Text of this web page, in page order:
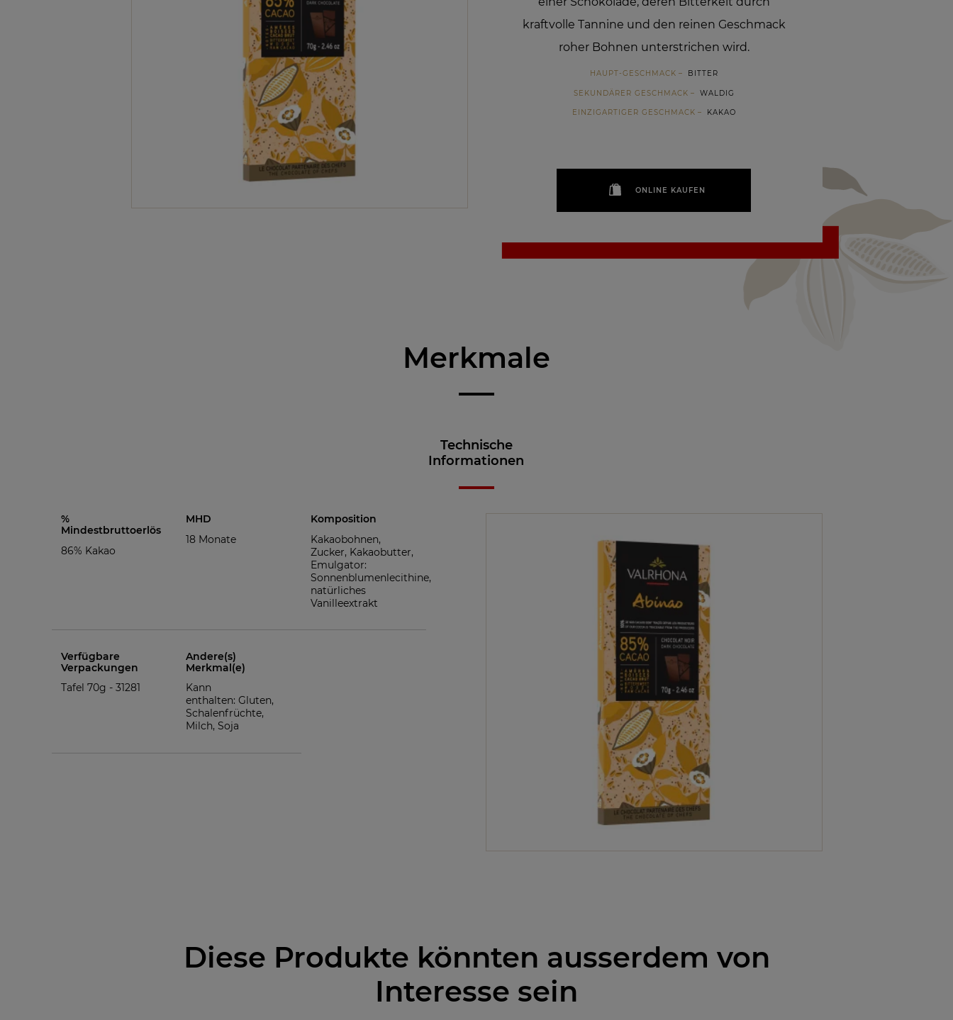
kraftvolle Tannine und den reinen Geschmack
roher Bohnen unterstrichen wird.
HAUPT-GESCHMACK BITTER
SEKUNDÄRER GESCHMACK WALDIG
EINZIGARTIGER GESCHMACK KAKAO
ONLINE KAUFEN
Merkmale
Technische
Informationen
%
Mindestbruttoerlös
86% Kakao
MHD
18 Monate
Komposition
Kakaobohnen,
Zucker, Kakaobutter,
Emulgator:
Sonnenblumenlecithine,
natürliches
Vanilleextrakt
Verfügbare
Verpackungen
Tafel 70g - 31281
Andere(s)
Merkmal(e)
Kann
enthalten: Gluten,
Schalenfrüchte,
Milch, Soja
Diese Produkte könnten ausserdem von
Interesse sein